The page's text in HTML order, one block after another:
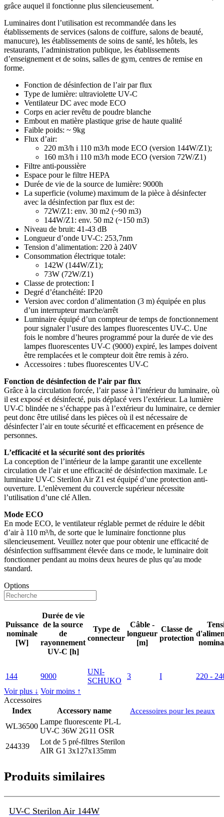
grâce auquel il fonctionne plus silencieusement.
Luminaires dont l’utilisation est recommandée dans les
établissements de services (salons de coiffure, salons de beauté,
manucure), les établissements de soins de santé, les hôtels, les
restaurants, l’administration publique, les établissements
d’enseignement et de soins, salles de gym, centres de remise en
forme.
Fonction de désinfection de l’air par flux
Type de lumière: ultraviolette UV-C
Ventilateur DC avec mode ECO
Corps en acier revêtu de poudre blanche
Embout en matière plastique grise de haute qualité
Faible poids: ~ 9kg
Flux d’air:
220 m3/h i 110 m3/h mode ECO (version 144W/Z1);
160 m3/h i 110 m3/h mode ECO (version 72W/Z1)
Filtre anti-poussière
Espace pour le filtre HEPA
Durée de vie de la source de lumière: 9000h
La superficie (volume) maximum de la pièce à désinfecter
avec la désinfection par flux est de:
72W/Z1: env. 30 m2 (~90 m3)
144W/Z1: env. 50 m2 (~150 m3)
Niveau de bruit: 41-43 dB
Longueur d’onde UV-C: 253,7nm
Tension d’alimentation: 220 à 240V
Consommation électrique totale:
142W (144W/Z1);
73W (72W/Z1)
Classe de protection: I
Degré d’étanchéité: IP20
Version avec cordon d’alimentation (3 m) équipée en plus
d’un interrupteur marche/arrêt
Luminaire équipé d’un compteur de temps de fonctionnement
pour signaler l’usure des lampes fluorescentes UV-C. Une
fois le nombre d’heures programmé pour la durée de vie des
lampes fluorescentes UV-C (9000) expiré, les lampes doivent
être remplacées et le compteur doit être remis à zéro.
Accessoires : tubes fluorescentes UV-C
Fonction de désinfection de l’air par flux
Grâce à la circulation forcée, l’air passe à l’intérieur du luminaire, où
il est exposé et désinfecté, puis déplacé vers l’extérieur. La lumière
UV-C blindée ne s’échappe pas à l’extérieur du luminaire, ce dernier
peut donc être utilisé dans les pièces où il est nécessaire de
désinfecter l’air en toute sécurité et efficacement en présence de
personnes.
L’efficacité et la sécurité sont des priorités
La conception de l’intérieur de la lampe garantit une excellente
circulation de l’air et une efficacité de désinfection maximale. Le
luminaire UV-C Sterilon Air Z1 est équipé d’une protection anti-
ouverture. L’enlèvement du couvercle supérieur nécessite
l’utilisation d’une clé Allen.
Mode ECO
En mode ECO, le ventilateur réglable permet de réduire le débit
d’air à 110 m³/h, de sorte que le luminaire fonctionne plus
silencieusement. Veuillez noter que pour obtenir une efficacité de
désinfection suffisamment élevée dans ce mode, le luminaire doit
fonctionner pendant au moins deux heures de plus qu’au mode
standard.
Options
Puissance
nominale
[W]
Durée de vie
de la source
de
rayonnement
UV-C [h]
Type de
connecteur
Câble -
longueur
[m]
Classe de
protection
144 9000
UNI-
SCHUKO
3 I
220 -
Voir plus ↓ Voir moins ↑
Accessoires
Accessoires pour les peaux
Index
Accessory name
WL36500
Lampe fluorescente PL-L
UV-C 36W 2G11 OSR
244339
Lot de 5 pré-filtres Sterilon
AIR G1 3x127x135mm
Produits similaires
UV-C Sterilon Air 144W